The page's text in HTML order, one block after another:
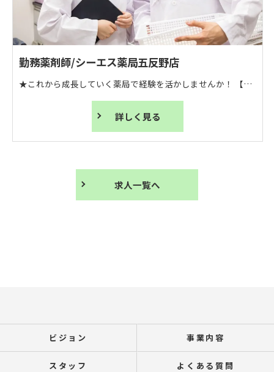
勤務薬剤師/シーエス薬局五反野店
★これから成長していく薬局で経験を活かしませんか！ 【勤務薬局薬剤師】として活躍できます！ ━━━━━━━━━━━━━★ 【休み◎】完全週休2日制！産休育休も完備 【両立◎】残業ほぼなし！オンオフのメリハリあり 【教育◎】本部との風通し◎各種研修あり 【やりがい◎】患者様に向き合う時間が取れる 【成長◎】オンライン服薬指導も経験可 ～～～～～～～～～～～～～～ 「シーエス薬局五反野店」では勤務薬剤師を募集中。 耳鼻科の門前薬局です。これまでの経験を活かしたい方、大歓迎です！ レセコン連携した散剤分包機と水剤分注機が導入されています。 対人業務に注力できる環境を実現しています。 ちなみに残業時間は、あっても【月に数時間】 理由は設備・システムに投資し、人の手による仕事を減らしているためです。 身も心も健やかでいられる薬局で、あなたのスタート・再スタートを切りませんか？ ＜仕事内容＞ 調剤業務（計数や計量、一包化）や処方監査業務、服薬指導（対面やオンライン、投薬後フォロー）、在宅業務
詳しく見る
求人一覧へ
ビジョン 事業内容
スタッフ よくある質問